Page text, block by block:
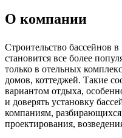
О компании
Строительство бассейнов
становится все более
только в отельных
домов, коттеджей. Такие
вариантом отдыха,
и доверять установку
компаниям, разбирающихся
проектирования,